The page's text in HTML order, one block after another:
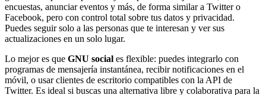
encuestas, anunciar eventos y más, de forma similar a Twitter o
Facebook, pero con control total sobre tus datos y privacidad.
Puedes seguir solo a las personas que te interesan y ver sus
actualizaciones en un solo lugar.
Lo mejor es que GNU social es flexible: puedes integrarlo con
programas de mensajería instantánea, recibir notificaciones en el
móvil, o usar clientes de escritorio compatibles con la API de
Twitter. Es ideal si buscas una alternativa libre y colaborativa para la